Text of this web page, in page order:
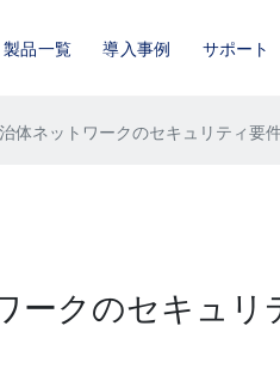
製品一覧 導入事例 サポート
体ネットワークのセキュリティ要
ークのセキュ